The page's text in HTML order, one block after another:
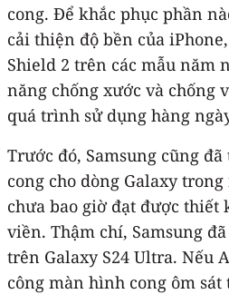
cong. Để khắc phục phần
cải thiện độ bền của
Shield 2 trên các mẫu năm
năng chống xước và chống
quá trình sử dụng hàng
Trước đó, Samsung cũng
cong cho dòng Galaxy
chưa bao giờ đạt được thiết
viền. Thậm chí, Samsung
trên Galaxy S24 Ultra. Nếu
công màn hình cong ôm